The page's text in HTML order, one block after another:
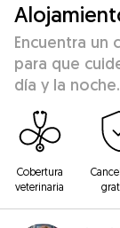
Encuentra un
para que
día y la noche.
Cobertura
veterinaria